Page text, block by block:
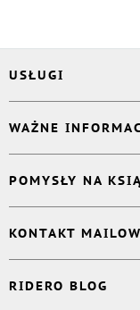
USŁUGI
Korektor
Projektant okładki
Druk Twojej książki
Publikacja
WAŻNE
Książki Ridero
Pomoc
Polityka prywatności
POMYSŁY NA
Dzienniczek malucha
Książka eksperta
Wydaj tomik poezji
KONTAKT
Kontakt dla mediów
RIDERO BLOG